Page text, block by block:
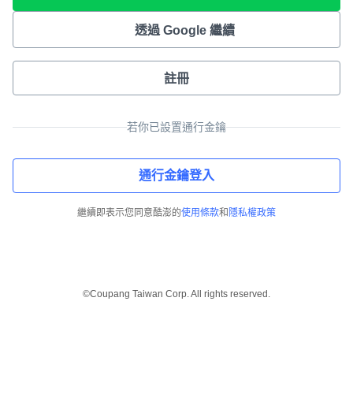
透過 Google 繼續
註冊
若你已設置通行金鑰
通行金鑰登入
繼續即表示您同意酷澎的使用條款和 隱私權政策
©Coupang Taiwan Corp. All rights reserved.